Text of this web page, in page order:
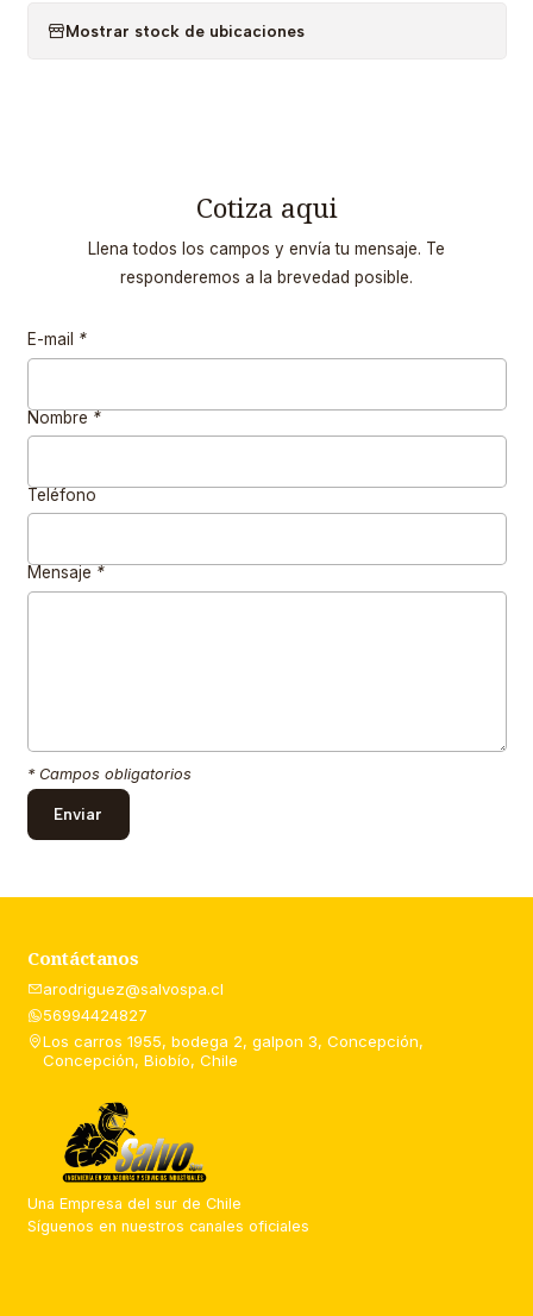
Mostrar stock de ubicaciones
Cotiza aqui
Llena todos los campos y envía tu mensaje. Te
responderemos a la brevedad posible.
E-mail *
Nombre*
Teléfono
Mensaje *
* Campos obligatorios
Contáctanos
arodriguez@salvospa.cl
56994424827
Los carros 1955, bodega 2, galpon 3, Concepción,
Concepción, Biobío, Chile
Una Empresa del sur de Chile
Síguenos en nuestros canales oficiales